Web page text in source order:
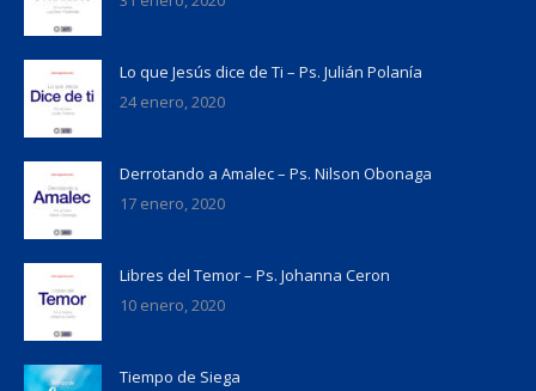
Lo que Jesús dice de Ti – Ps. Julián Polanía
24 enero, 2020
Derrotando a Amalec – Ps. Nilson Obonaga
17 enero, 2020
Libres del Temor – Ps. Johanna Ceron
10 enero, 2020
Tiempo de Siega